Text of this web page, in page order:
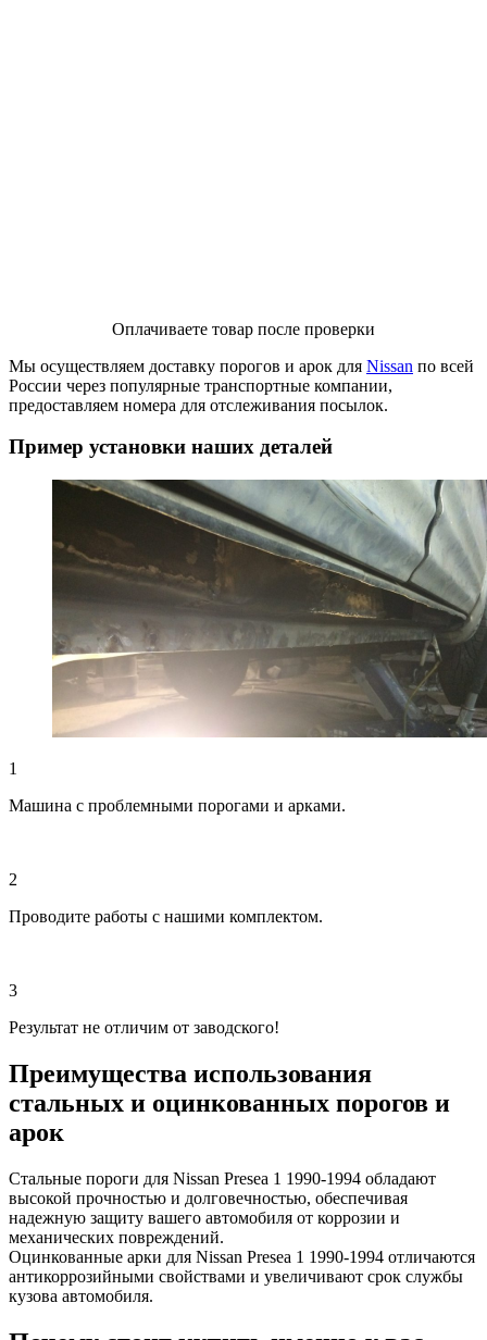
Оплачиваете товар после проверки
Мы осуществляем доставку порогов и арок для Nissan по всей
России через популярные транспортные компании,
предоставляем номера для отслеживания посылок.
Пример установки наших деталей
1
Машина с проблемными порогами и арками.
2
Проводите работы с нашими комплектом.
3
Результат не отличим от заводского!
Преимущества использования
стальных и оцинкованных порогов и
арок
Стальные пороги для Nissan Presea 1 1990-1994 обладают
высокой прочностью и долговечностью, обеспечивая
надежную защиту вашего автомобиля от коррозии и
механических повреждений.
Оцинкованные арки для Nissan Presea 1 1990-1994 отличаются
антикоррозийными свойствами и увеличивают срок службы
кузова автомобиля.